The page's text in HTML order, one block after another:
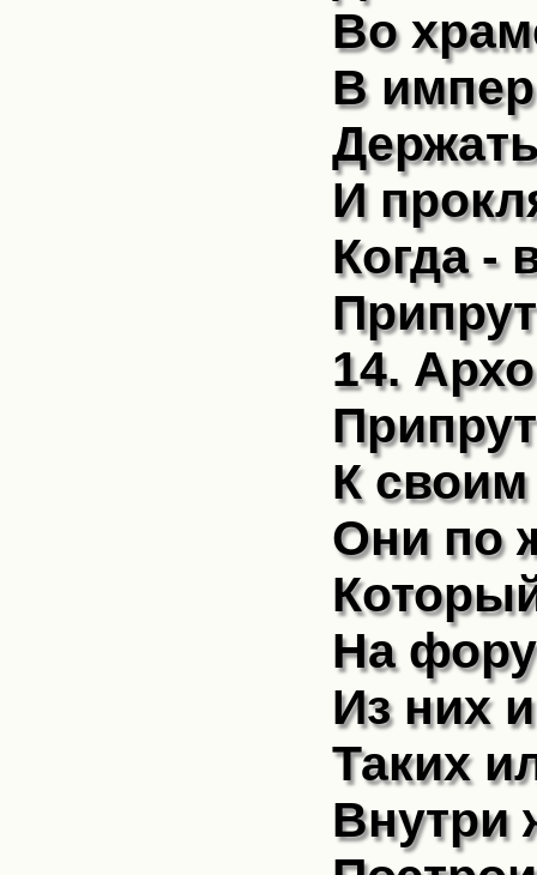
Во
В
И
Когда -
14.
К
Они по
На
Из них
Таких
Внутри